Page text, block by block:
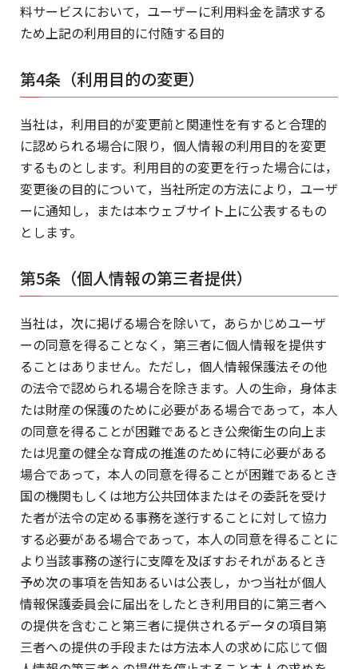
料サービスにおいて，ユーザーに利用料金を請求する
ため上記の利用目的に付随する目的
第4条（利用目的の変更）
当社は，利用目的が変更前と関連性を有すると合理的
に認められる場合に限り，個人情報の利用目的を変更
するものとします。利用目的の変更を行った場合には，
変更後の目的について，当社所定の方法により，ユーザ
ーに通知し，または本ウェブサイト上に公表するもの
とします。
第5条（個人情報の第三者提供）
当社は，次に掲げる場合を除いて，あらかじめユーザ
ーの同意を得ることなく，第三者に個人情報を提供す
ることはありません。ただし，個人情報保護法その他
の法令で認められる場合を除きます。人の生命，身体ま
たは財産の保護のために必要がある場合であって，本人
の同意を得ることが困難であるとき公衆衛生の向上ま
たは児童の健全な育成の推進のために特に必要がある
場合であって，本人の同意を得ることが困難であるとき
国の機関もしくは地方公共団体またはその委託を受け
た者が法令の定める事務を遂行することに対して協力
する必要がある場合であって，本人の同意を得ることに
より当該事務の遂行に支障を及ぼすおそれがあるとき
予め次の事項を告知あるいは公表し，かつ当社が個人
情報保護委員会に届出をしたとき利用目的に第三者へ
の提供を含むこと第三者に提供されるデータの項目第
三者への提供の手段または方法本人の求めに応じて個